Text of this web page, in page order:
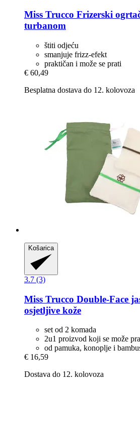
Miss Trucco Frizerski
turbanom
štiti odjeću
smanjuje frizz-efekt
praktičan i može se prati
€ 60,49
Besplatna dostava do 12. kolovoza
Košarica
3.7 (3)
Miss Trucco Double-​Face
osjetljive kože
set od 2 komada
2u1 proizvod koji se može
od pamuka, konoplje i
€ 16,59
Dostava do 12. kolovoza